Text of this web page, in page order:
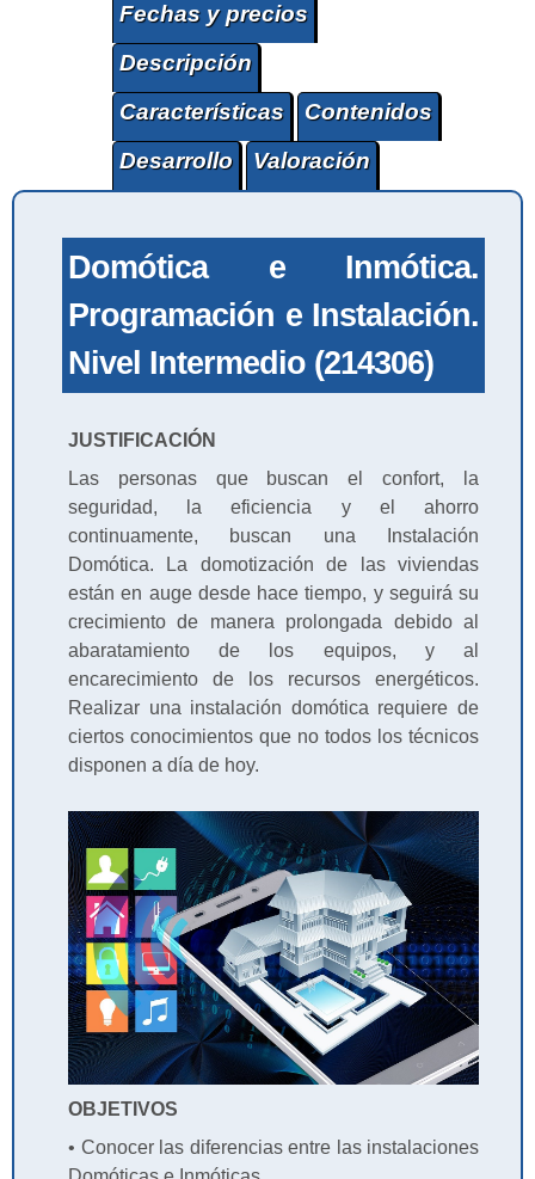
Fechas y precios
Descripción
Características
Contenidos
Desarrollo
Valoración
Domótica e Inmótica.
Programación e Instalación.
Nivel Intermedio (214306)
JUSTIFICACIÓN
Las personas que buscan el confort, la
seguridad, la eficiencia y el ahorro
continuamente, buscan una Instalación
Domótica. La domotización de las viviendas
están en auge desde hace tiempo, y seguirá su
crecimiento de manera prolongada debido al
abaratamiento de los equipos, y al
encarecimiento de los recursos energéticos.
Realizar una instalación domótica requiere de
ciertos conocimientos que no todos los técnicos
disponen a día de hoy.
OBJETIVOS
• Conocer las diferencias entre las instalaciones